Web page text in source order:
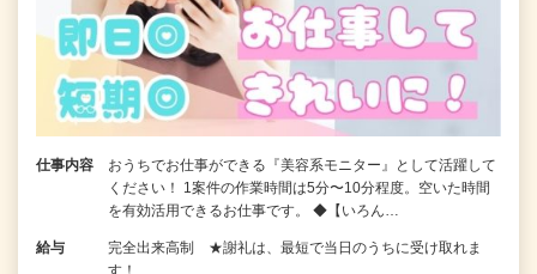
仕事内容
おうちでお仕事ができる『美容系モニター』として活躍して
ください！ 1案件の作業時間は5分〜10分程度。空いた時間
を有効活用できるお仕事です。 ◆【いろん…
給与
完全出来高制 ★謝礼は、最短で当日のうちに受け取れま